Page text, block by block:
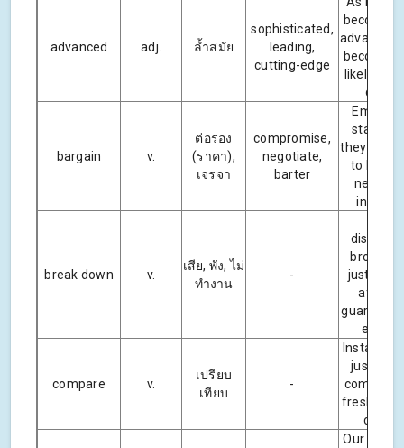
advanced adj. ล้ำสมัย
sophisticated,
leading,
cutting-edge
become
advanced,
become
likely to
down.
bargain v.
ต่อรอง
(ราคา),
เจรจา
compromise,
negotiate,
barter
stated
they were
to
new
break down v.
เสีย, พัง, ไม่
ทำงาน
-
broke
just a
after
compare v.
เปรียบ
เทียบ
-
Instant
just
compare
freshly
Our local